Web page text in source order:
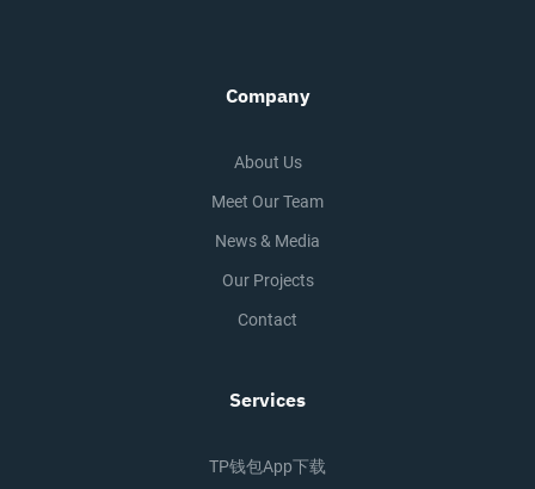
Company
About Us
Meet Our Team
News & Media
Our Projects
Contact
Services
TP钱包app下载